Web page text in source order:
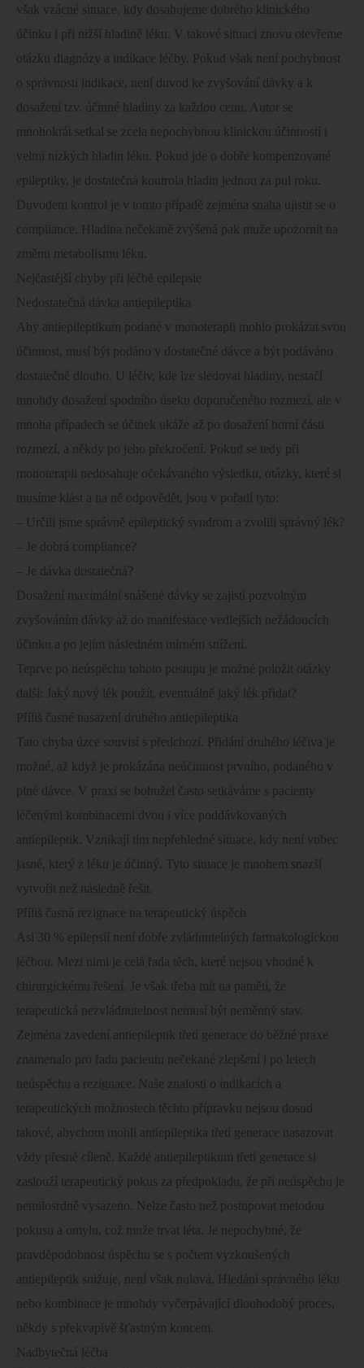
však vzácné situace, kdy dosahujeme dobrého klinického
účinku i při nižší hladině léku. V takové situaci znovu otevřeme
otázku diagnózy a indikace léčby. Pokud však není pochybnost
o správnosti indikace, není duvod ke zvyšování dávky a k
dosažení tzv. účinné hladiny za každou cenu. Autor se
mnohokrát setkal se zcela nepochybnou klinickou účinností i
velmi nízkých hladin léku. Pokud jde o dobře kompenzované
epileptiky, je dostatečná kontrola hladin jednou za pul roku.
Duvodem kontrol je v tomto případě zejména snaha ujistit se o
compliance. Hladina nečekaně zvýšená pak muže upozornit na
změnu metabolismu léku.
Nejčastější chyby při léčbě epilepsie
Nedostatečná dávka antiepileptika
Aby antiepileptikum podané v monoterapii mohlo prokázat svou
účinnost, musí být podáno v dostatečné dávce a být podáváno
dostatečně dlouho. U léčiv, kde lze sledovat hladiny, nestačí
mnohdy dosažení spodního úseku doporučeného rozmezí, ale v
mnoha případech se účinek ukáže až po dosažení horní části
rozmezí, a někdy po jeho překročení. Pokud se tedy při
monoterapii nedosahuje očekávaného výsledku, otázky, které si
musíme klást a na ně odpovědět, jsou v pořadí tyto:
– Určili jsme správně epileptický syndrom a zvolili správný lék?
– Je dobrá compliance?
– Je dávka dostatečná?
Dosažení maximální snášené dávky se zajistí pozvolným
zvyšováním dávky až do manifestace vedlejších nežádoucích
účinku a po jejím následném mírném snížení.
Teprve po neúspěchu tohoto postupu je možné položit otázky
další: Jaký nový lék použít, eventuálně jaký lék přidat?
Příliš časné nasazení druhého antiepileptika
Tato chyba úzce souvisí s předchozí. Přidání druhého léčiva je
možné, až když je prokázána neúčinnost prvního, podaného v
plné dávce. V praxi se bohužel často setkáváme s pacienty
léčenými kombinacemi dvou i více poddávkovaných
antiepileptik. Vznikají tím nepřehledné situace, kdy není vubec
jasné, který z léku je účinný. Tyto situace je mnohem snazší
vytvořit než následně řešit.
Příliš časná rezignace na terapeutický úspěch
Asi 30 % epilepsií není dobře zvládnutelných farmakologickou
léčbou. Mezi nimi je celá řada těch, které nejsou vhodné k
chirurgickému řešení. Je však třeba mít na paměti, že
terapeutická nezvládnutelnost nemusí být neměnný stav.
Zejména zavedení antiepileptik třetí generace do běžné praxe
znamenalo pro řadu pacientu nečekané zlepšení i po letech
neúspěchu a rezignace. Naše znalosti o indikacích a
terapeutických možnostech těchto přípravku nejsou dosud
takové, abychom mohli antiepileptika třetí generace nasazovat
vždy přesně cíleně. Každé antiepileptikum třetí generace si
zaslouží terapeutický pokus za předpokladu, že při neúspěchu je
nemilosrdně vysazeno. Nelze často než postupovat metodou
pokusu a omylu, což muže trvat léta. Je nepochybné, že
pravděpodobnost úspěchu se s počtem vyzkoušených
antiepileptik snižuje, není však nulová. Hledání správného léku
nebo kombinace je mnohdy vyčerpávající dlouhodobý proces,
někdy s překvapivě šťastným koncem.
Nadbytečná léčba